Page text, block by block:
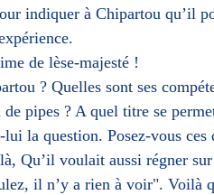
indiquer à Chipartou qu’il
de lèse-majesté !
? Quelles sont ses
pipes ? A quel titre se
lui la question. Posez-vous ces
Qu’il voulait aussi régner
il n’y a rien à voir". Voilà